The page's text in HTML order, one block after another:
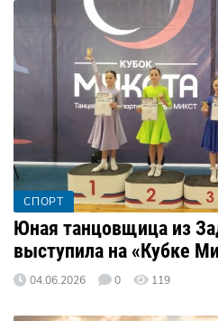
СПОРТ
Юная танцовщица из
выступила на «Кубке
04.06.2026 0 119